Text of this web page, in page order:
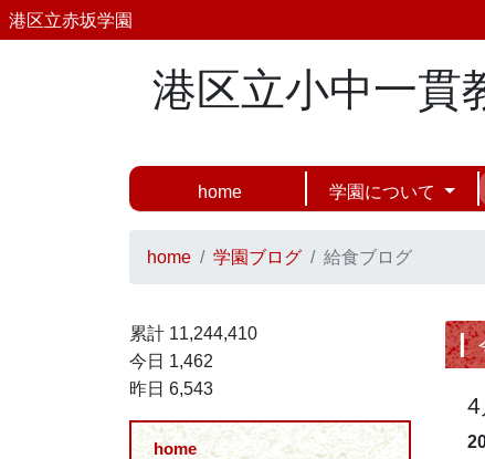
港区立赤坂学園
港区立小中一
home 学園について
home 学園ブログ 給食ブログ
累計 11,244,410
今日 1,462
昨日 6,543
home
4